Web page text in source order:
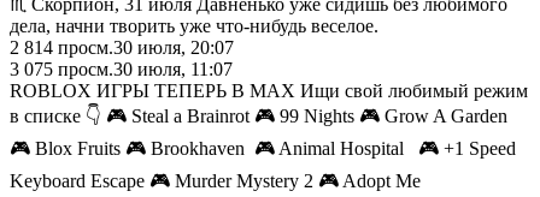
дела, начни творить уже что-нибудь веселое.
2 814 просм.30 июля, 20:07
3 075 просм.30 июля, 11:07
ROBLOX ИГРЫ ТЕПЕРЬ В MAX Ищи свой любимый режим
в списке 👇 🎮 Steal a Brainrot 🎮 99 Nights 🎮 Grow A Garden
🎮 Blox Fruits 🎮 Brookhaven 🎮 Animal Hospital 🎮 +1 Speed
Keyboard Escape 🎮 Murder Mystery 2 🎮 Adopt Me